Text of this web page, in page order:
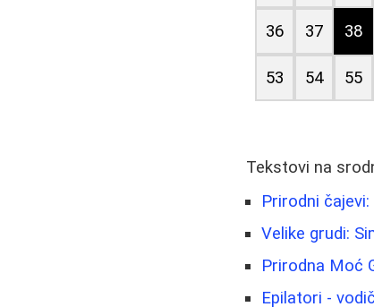
36 37 38
53 54 55
Tekstovi na
Prirodni
Velike grudi:
Prirodna Moć
Epilatori -